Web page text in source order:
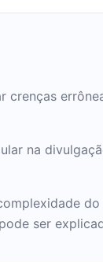
por 7 semanas.
livros,
Pulitzer, Pálido
Demônios: a
ele foi
"Contato",
morte de
doença da
na
ser